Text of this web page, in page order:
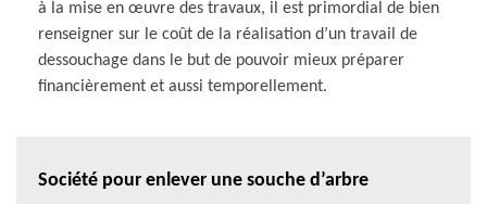
à la mise en œuvre des travaux, il est primordial de bien
renseigner sur le coût de la réalisation d’un travail de
dessouchage dans le but de pouvoir mieux préparer
financièrement et aussi temporellement.
Société pour enlever une souche d’arbre